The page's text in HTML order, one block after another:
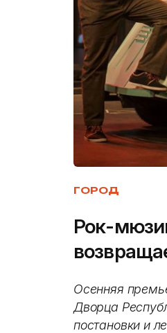
ГОРОД
Рок-
Осенняя
Дворца
постановки и